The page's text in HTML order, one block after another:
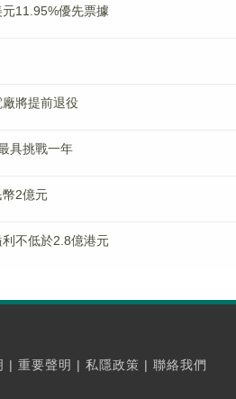
11.95%優先票據
將提前退役
具挑戰一年
幣2億元
不低於2.8億港元
| 重要聲明 | 私隱政策 | 聯絡我們